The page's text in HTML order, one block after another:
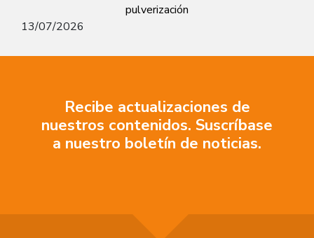
pulverización
13/07/2026
Recibe actualizaciones de
nuestros contenidos. Suscríbase
a nuestro boletín de noticias.